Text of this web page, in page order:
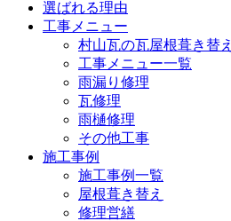
選ばれる理由
工事メニュー
村山瓦の瓦屋根葺き替え
工事メニュー一覧
雨漏り修理
瓦修理
雨樋修理
その他工事
施工事例
施工事例一覧
屋根葺き替え
修理営繕